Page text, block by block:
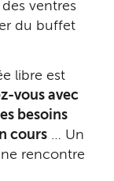
ventres
du buffet
libre est
vous avec
besoins
cours … Un
rencontre